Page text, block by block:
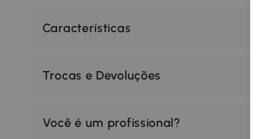
Características
Trocas e Devoluções
Você é um profissional?